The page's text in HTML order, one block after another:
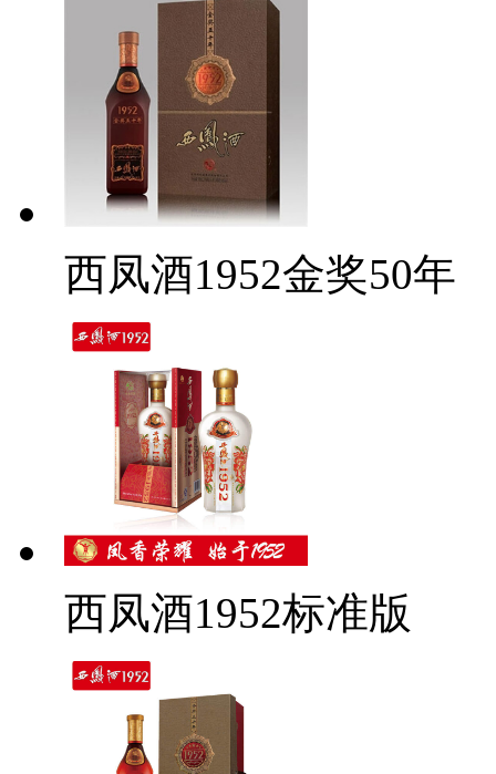
西凤酒1952金奖50年
西凤酒1952标准版